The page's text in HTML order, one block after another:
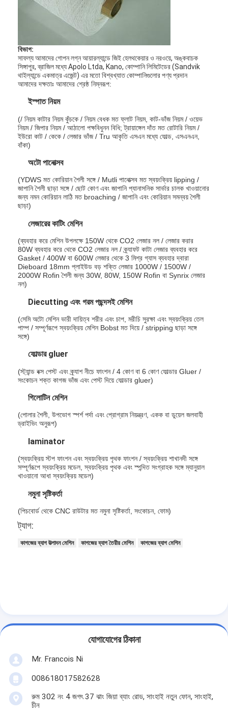
আমাদের সম্পর্কে
মান নিয়ন্ত্রণ
যোগাযোগ করুন
খবর
মামলা
যন্ত্র কাজ বীম ওয়েল্ডিং
ইস্পাত কাটার রুল
খরচ কাটা মরা
অটো পানোত্সব মেশিন
শিল্পকৌশল ল্যামিনেট মেশিন
বইয়ের মেকিং মেশিন
স্বয়ংক্রিয় প্যাকিং মেশিন
পোস্ট প্রেস সরঞ্জাম
অন্যান্য খরচ
কাগজের ব্যাগ বিরচন মেশিন
স্বয়ংক্রিয় প্যাকেজিং মেশিন
বিভাগ:
সাফল্য আমাদের গোপন লগ্ন আয়ারল্যান্ডে জিই হেলথকেয়ার ও নরওয়ে, অঙ্কবাচক
সিঙ্গাপুর, ব্রাজিল মধ্যে Apolo Ltda, Kano, কোম্পানি লিমিটেডের (Sandvik
থাইল্যান্ডে একমাত্র এজেন্ট) এর মতো বিশ্বখ্যাত কোম্পানিগুলোর পণ্য প্রদান
আমাদের দক্ষতাঃ আমাদের শ্রেষ্ঠ নিম্নরূপ:
ইস্পাত নিয়ম
(/ নিয়ম কাটার নিয়ম কুঁচকে / নিয়ম বেধক মত ফ্লাট নিয়ম, কাট-ভাঁজ নিয়ম / ওয়েভ
নিয়ম / জিপার নিয়ম / আঠালো পক্ষবিধুনন বিধি; ট্রায়াঙ্গেল দাঁত মত রোটারি নিয়ম /
ইউরো কাট / কেকে / লেজার ভাঁজ / Tru আকৃতি এসএন মধ্যে ফোল্ড, এসএনএন,
বাঁকা)
অটো পানোত্সব
(YDWS মত কোরিয়ান শৈলী সঙ্গে / Mutli পানোত্সব মত স্বয়ংক্রিয় lipping /
জাপানি শৈলী ছাড়া সঙ্গে / ছোট কোণ এবং জাপানি প্যানাসনিক সার্ভার চালক খাওয়ানোর
জন্য নমন কোরিয়ান লাঠি মত broaching / জাপানি এবং কোরিয়ান সমন্বয় শৈলী
ছাড়া)
লেজারের কাটিং মেশিন
(ব্যবহার করে মেশিন উপলক্ষে 150W থেকে CO2 লেজার নল / লেজার করার
80W ব্যবহার করে থেকে CO2 লেজার নল / ক্র্যাফট কাটা লেজার ব্যবহার করে
Gasket / 400W বা 600W লেজার থেকে 3 মিশ্র গ্যাস ব্যবহার দ্বারা
Dieboard 18mm প্লাইউড বড় শক্তি লেজার 1000W / 1500W /
2000W Rofin শৈলী জন্য 30W, 80W, 150W Rofin বা Synrix লেজার
নল)
Diecutting এবং গরম পছন্দসই মেশিন
(সেমি অটো মেশিন ভারী দায়িত্ব শরীর এবং চাপ, মরীচি সুরক্ষা এবং স্বয়ংক্রিয় তেল
পাম্প / সম্পূর্ণরূপে স্বয়ংক্রিয় মেশিন Bobst মত দিয়ে / stripping ছাড়া সঙ্গে
সঙ্গে)
ফোল্ডার gluer
(স্ট্যান্ড বক্স পেস্ট এবং ক্র্যাশ নীচে ফাংশন / 4 কোণ বা 6 কোণ ফোল্ডার Gluer /
সংকোচন শক্ত কাগজ ভাঁজ এবং পেস্ট দিয়ে ফোল্ডার gluer)
গিলোটিন মেশিন
(পোলার শৈলী, উপভোগ স্পর্শ পর্দা এবং প্রোগ্রাম নিয়ন্ত্রণ, একক বা ডুয়েল জলবাহী
ড্রাইভিং অনুরূপ)
laminator
(স্বয়ংক্রিয় স্টপ ফাংশন এবং স্বয়ংক্রিয় পৃথক ফাংশন / স্বয়ংক্রিয় শাখানদী সঙ্গে
সম্পূর্ণরূপে স্বয়ংক্রিয় মডেল, স্বয়ংক্রিয় পৃথক এবং স্পন্দিত সংগ্রাহক সঙ্গে ম্যানুয়াল
খাওয়ানো আধা স্বয়ংক্রিয় মডেল)
নমুনা সৃষ্টিকর্তা
(পিচবোর্ড থেকে CNC রাউটার মত নমুনা সৃষ্টিকর্তা, সংকোচন, ফোম)
ট্যাগ:
কাগজের ব্যাগ উত্পাদন মেশিন কাগজের ব্যাগ তৈরীর মেশিন কাগজের ব্যাগ মেশিন
যোগাযোগের ঠিকানা
Mr. Francois Ni
008618017582628
রুম 302 নং 4 জগৎ 37 ঝাং জিয়া ব্যাং রোড, সাংহাই নতুন ফোন, সাংহাই,
চীন